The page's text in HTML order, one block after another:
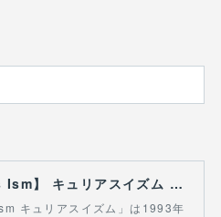
【Curious Ism】 キュリアスイズム l スノーボードショップ サーフショップ 福島県 会津若松市 郡山市 通販
キュリアスイズム」は1993年